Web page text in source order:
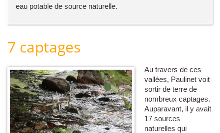
eau potable de source naturelle.
7 captages
Au travers de ces
vallées, Paulinet voit
sortir de terre de
nombreux captages.
Auparavant, il y avait
17 sources
naturelles qui